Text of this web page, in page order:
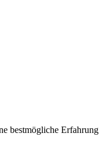
bestmögliche Erfahrung